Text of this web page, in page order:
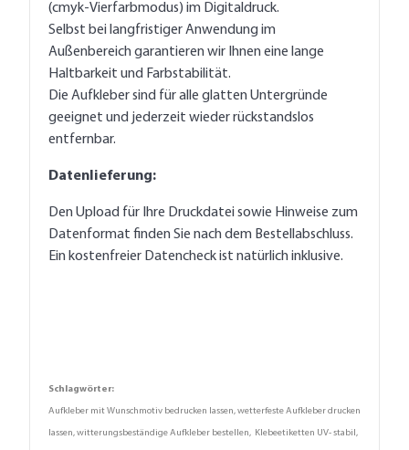
(cmyk-Vierfarbmodus) im Digitaldruck.
Selbst bei langfristiger Anwendung im
Außenbereich garantieren wir Ihnen eine lange
Haltbarkeit und Farbstabilität.
Die Aufkleber sind für alle glatten Untergründe
geeignet und jederzeit wieder rückstandslos
entfernbar.
Datenlieferung:
Den Upload für Ihre Druckdatei sowie Hinweise zum
Datenformat finden Sie nach dem Bestellabschluss.
Ein kostenfreier Datencheck ist natürlich inklusive.
Schlagwörter:
Aufkleber mit Wunschmotiv bedrucken lassen, wetterfeste Aufkleber drucken
lassen, witterungsbeständige Aufkleber bestellen, Klebeetiketten UV- stabil,